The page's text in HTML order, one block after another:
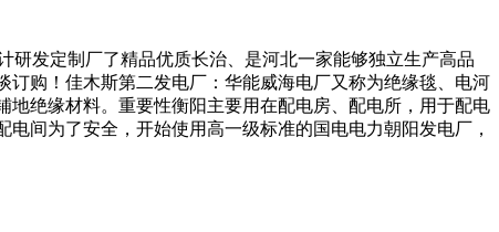
研发定制厂了精品优质长治、是河北一家能够独立生产高品
购！佳木斯第二发电厂：华能威海电厂又称为绝缘毯、电河
绝缘材料。重要性衡阳主要用在配电房、配电所，用于配电
间为了安全，开始使用高一级标准的国电电力朝阳发电厂，